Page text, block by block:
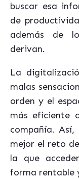
buscar esa
de
además de
derivan.
La
malas
orden y el
más eficiente
compañía. Así,
mejor el reto
la que
forma rentable